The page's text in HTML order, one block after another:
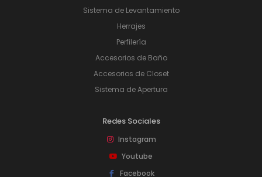
Sistema de Levantamiento
Herrajes
Perfilería
Accesorios de Baño
Accesorios de Closet
Sistema de Apertura
Redes Sociales
Instagram
Youtube
Facebook